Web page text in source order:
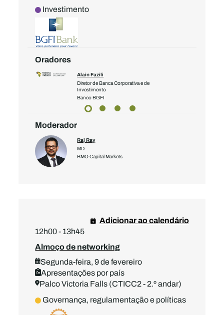
Investimento
Oradores
Alain Fazili
Diretor de Banca Corporativa e de
Investimento
Banco BGFI
Moderador
Raj Ray
MD
BMO Capital Markets
12h00 - 13h45
Almoço de networking
Segunda-feira, 9 de fevereiro
Apresentações por país
Palco Victoria Falls (CTICC2 - 2.º andar)
Adicionar ao calendário
Governança, regulamentação e políticas